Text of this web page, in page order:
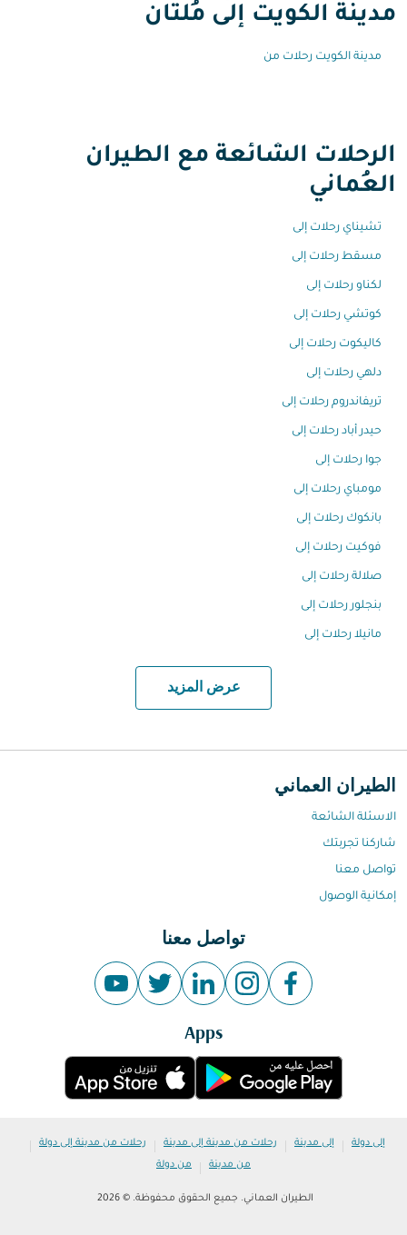
مدينة الكويت إلى مُلتان
مدينة الكويت رحلات من
الرحلات الشائعة مع الطيران
العُماني
تشيناي رحلات إلى
مسقط رحلات إلى
لكناو رحلات إلى
كوتشي رحلات إلى
كاليكوت رحلات إلى
دلهي رحلات إلى
تريفاندروم رحلات إلى
حيدر أباد رحلات إلى
جوا رحلات إلى
مومباي رحلات إلى
بانكوك رحلات إلى
فوكيت رحلات إلى
صلالة رحلات إلى
بنجلور رحلات إلى
مانيلا رحلات إلى
عرض المزيد
الطيران العماني
الاسئلة الشائعة
شاركنا تجربتك
تواصل معنا
إمكانية الوصول
تواصل معنا
Apps
إلى دولة | إلى مدينة | رحلات من مدينة إلى مدينة | رحلات من مدينة إلى دولة |
من مدينة | من دولة
الطيران العماني. جميع الحقوق محفوظة. © 2026